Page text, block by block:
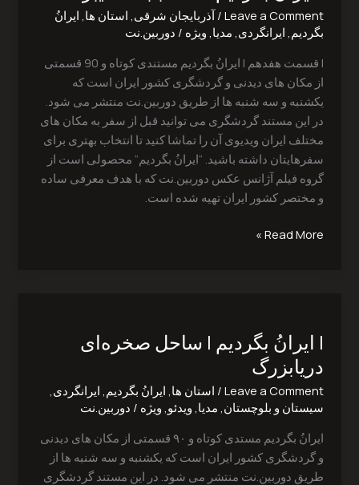
Leave a Comment
/آذربایجان شرقی, استان ها, ایرانُ
بگردیم, ایرانگردی, مدیا, ویژه / دوربین.نت
| قسمت هفدهم | ایرانُ بگردیم مستندی کوتاه و 90 قسمتی
از مکان های دیدنی و گردشگری کشور ایران است که
یکشنبه و سه شنبه ها از طریق دوربین.نت منتشر می شود.
در این مستند گردشگری می توانید قبل از سفر به مکان های
مختلف ایران ویدیوی آن را تماشا کنید تا انتخاب بهتری برای
سفرهایتان داشته باشید. “ایرانُ بگردیم” محصولی است از
گروه فیلم آژانس عکس دوربین.نت که با هدف معرفی ساده
و مختصر کشور ایران تهیه شده است.
قلعه
کلیبر
Read More »
| ایرانُ بگردیم | ساحل صخره‌ای
دریابزرگ
Leave a Comment
/ استان ها, ایرانُ بگردیم, ایرانگردی,
سیستان و بلوچستان, مدیا, ویدئو, ویژه / دوربین.نت
ایرانُ بگردیم مستدی کوتاه و ۹۰ قسمتی از مکان های دیدنی
و گردشگری کشور ایران است که یکشنبه و سه شنبه ها از
طریق دوربین.نت منتشر می شود. در این مستند گردشگری
بگردیم
ساحل
صخره‌ای
دریابزرگ